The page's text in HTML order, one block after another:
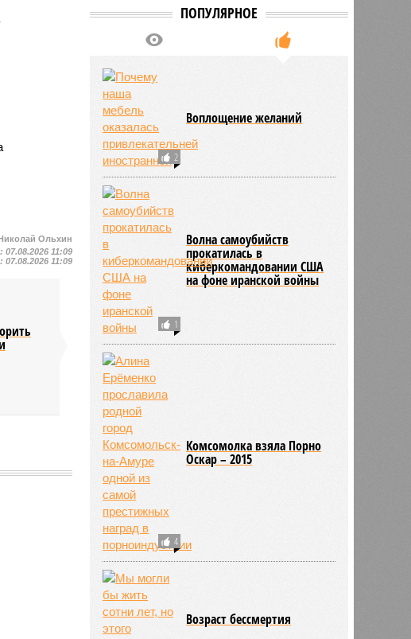
Ольхин
07.08.2026 11:09
07.08.2026 11:09
ПОПУЛЯРНОЕ
2
Воплощение желаний
1
Волна самоубийств
прокатилась в
киберкомандовании США
на фоне иранской войны
4
Комсомолка взяла Порно
Оскар – 2015
Возраст бессмертия